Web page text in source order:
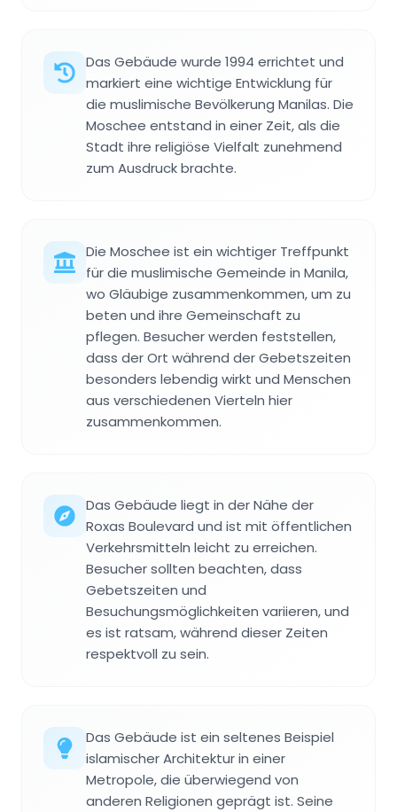
Das Gebäude wurde 1994 errichtet und
markiert eine wichtige Entwicklung für
die muslimische Bevölkerung Manilas. Die
Moschee entstand in einer Zeit, als die
Stadt ihre religiöse Vielfalt zunehmend
zum Ausdruck brachte.
Die Moschee ist ein wichtiger Treffpunkt
für die muslimische Gemeinde in Manila,
wo Gläubige zusammenkommen, um zu
beten und ihre Gemeinschaft zu
pflegen. Besucher werden feststellen,
dass der Ort während der Gebetszeiten
besonders lebendig wirkt und Menschen
aus verschiedenen Vierteln hier
zusammenkommen.
Das Gebäude liegt in der Nähe der
Roxas Boulevard und ist mit öffentlichen
Verkehrsmitteln leicht zu erreichen.
Besucher sollten beachten, dass
Gebetszeiten und
Besuchungsmöglichkeiten variieren, und
es ist ratsam, während dieser Zeiten
respektvoll zu sein.
Das Gebäude ist ein seltenes Beispiel
islamischer Architektur in einer
Metropole, die überwiegend von
anderen Religionen geprägt ist. Seine